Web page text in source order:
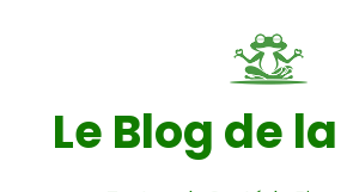
Le Blog de